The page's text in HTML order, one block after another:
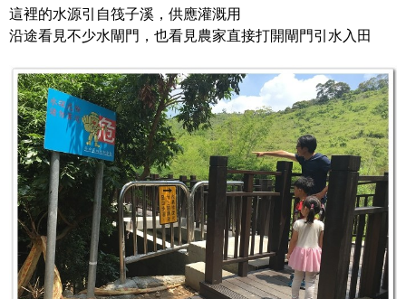
這裡的水源引自筏子溪，供應灌溉用
沿途看見不少水閘門，也看見農家直接打開閘門引水入田